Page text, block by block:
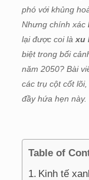
phó với khủng
Nhưng chính xác
lại được coi là xu
biệt trong bối
năm 2050? Bài
các trụ cột cốt
đầy hứa hẹn này.
Table of
Kinh tế